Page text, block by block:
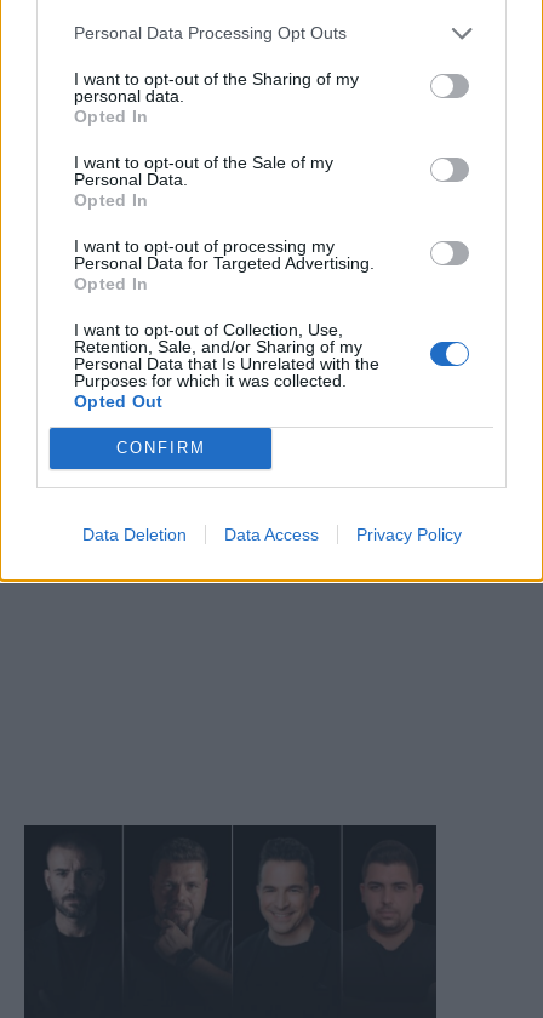
Personal Data Processing Opt Outs
I want to opt-out of the Sharing of my
personal data.
Opted In
I want to opt-out of the Sale of my
Personal Data.
Opted In
I want to opt-out of processing my
Personal Data for Targeted Advertising.
Opted In
I want to opt-out of Collection, Use,
Retention, Sale, and/or Sharing of my
Personal Data that Is Unrelated with the
Purposes for which it was collected.
Opted Out
CONFIRM
Data Deletion Data Access Privacy Policy